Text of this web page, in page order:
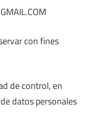
con fines
de control, en
datos personales